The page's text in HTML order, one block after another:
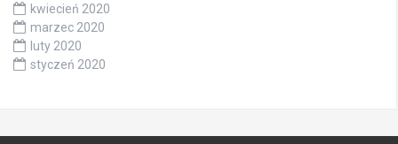
kwiecień 2020
marzec 2020
luty 2020
styczeń 2020